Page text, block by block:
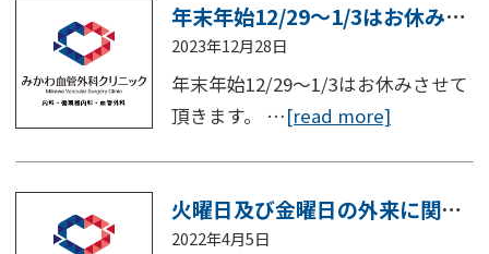
年末年始12/29～1/3はお休みさせて頂きます。
2023年12月28日
年末年始12/29～1/3はお休みさせて
頂きます。 …[read more]
火曜日及び金曜日の外来に関して
2022年4月5日